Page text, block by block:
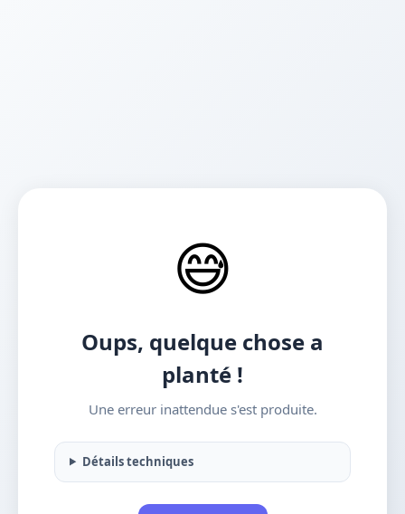
😅
Oups, quelque chose a
planté !
Une erreur inattendue s'est produite.
Détails techniques